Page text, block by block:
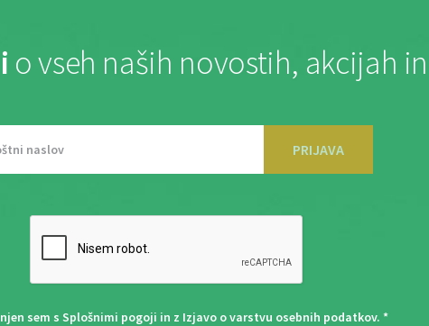
o vseh naših novostih, akcijah
PRIJAVA
sem s Splošnimi pogoji in z Izjavo o varstvu osebnih podatkov. *